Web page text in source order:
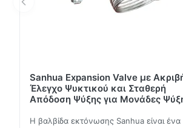
Sanhua Expansion Valve με
Έλεγχο Ψυκτικού και Σταθερή
Απόδοση Ψύξης για Μονάδες
Η βαλβίδα εκτόνωσης Sanhua είναι ένα